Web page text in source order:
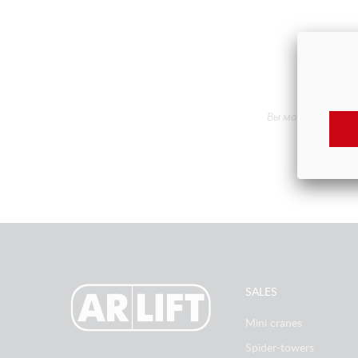
Вы можете
SALES
Mini cranes
Spider-towers